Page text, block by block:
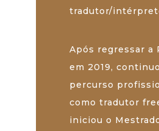
tradutor/
Após regressar a
em 2019,
percurso
como tradutor
iniciou o